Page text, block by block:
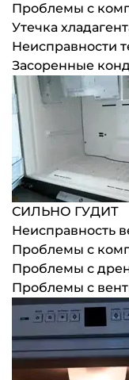
Проблемы с
Утечка
Неисправности
Засоренные
СИЛЬНО ГУДИТ
Неисправность
Проблемы с
Проблемы с
Проблемы c